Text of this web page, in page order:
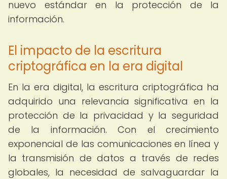
nuevo estándar en la protección de la
información.
El impacto de la escritura
criptográfica en la era digital
En la era digital, la escritura criptográfica ha
adquirido una relevancia significativa en la
protección de la privacidad y la seguridad
de la información. Con el crecimiento
exponencial de las comunicaciones en línea y
la transmisión de datos a través de redes
globales, la necesidad de salvaguardar la